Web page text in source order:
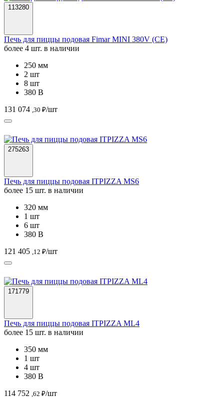
113280
Печь для пиццы подовая Fimar MINI 380V (CE)
более 4 шт. в наличии
250 мм
2 шт
8 шт
380 В
131 074 ,30 ₽/шт
275263
Печь для пиццы подовая ITPIZZA MS6
более 15 шт. в наличии
320 мм
1 шт
6 шт
380 В
121 405 ,12 ₽/шт
171779
Печь для пиццы подовая ITPIZZA ML4
более 15 шт. в наличии
350 мм
1 шт
4 шт
380 В
114 752 ,62 ₽/шт